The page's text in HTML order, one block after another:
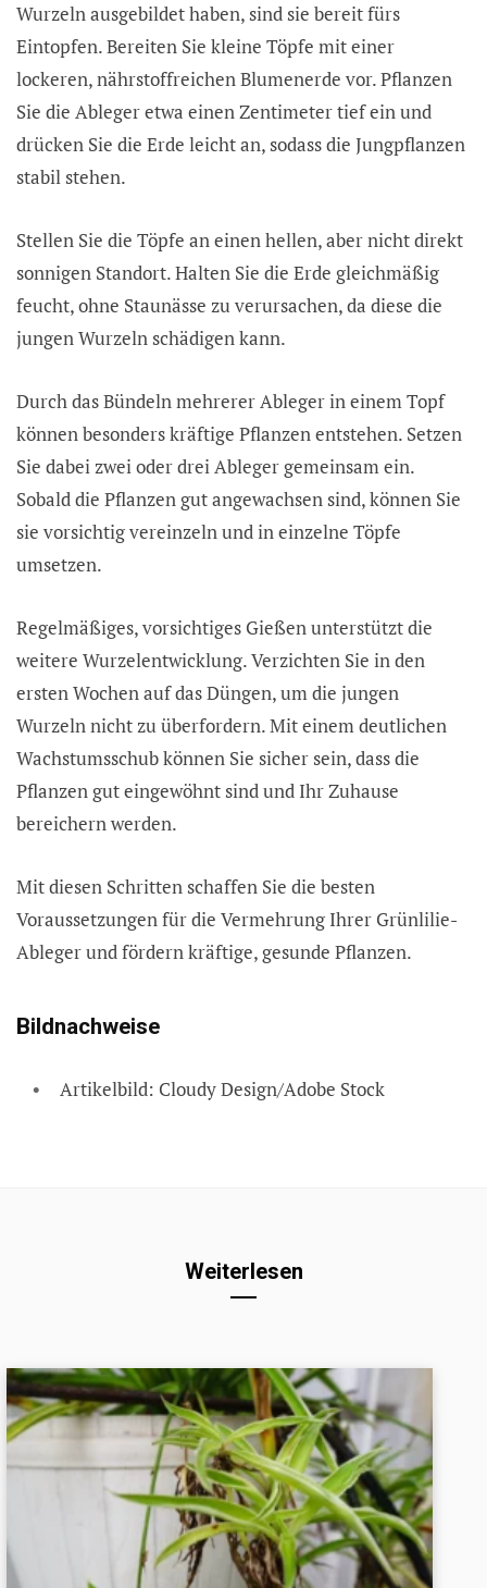
Wurzeln ausgebildet haben, sind sie bereit fürs
Eintopfen. Bereiten Sie kleine Töpfe mit einer
lockeren, nährstoffreichen Blumenerde vor. Pflanzen
Sie die Ableger etwa einen Zentimeter tief ein und
drücken Sie die Erde leicht an, sodass die Jungpflanzen
stabil stehen.
Stellen Sie die Töpfe an einen hellen, aber nicht direkt
sonnigen Standort. Halten Sie die Erde gleichmäßig
feucht, ohne Staunässe zu verursachen, da diese die
jungen Wurzeln schädigen kann.
Durch das Bündeln mehrerer Ableger in einem Topf
können besonders kräftige Pflanzen entstehen. Setzen
Sie dabei zwei oder drei Ableger gemeinsam ein.
Sobald die Pflanzen gut angewachsen sind, können Sie
sie vorsichtig vereinzeln und in einzelne Töpfe
umsetzen.
Regelmäßiges, vorsichtiges Gießen unterstützt die
weitere Wurzelentwicklung. Verzichten Sie in den
ersten Wochen auf das Düngen, um die jungen
Wurzeln nicht zu überfordern. Mit einem deutlichen
Wachstumsschub können Sie sicher sein, dass die
Pflanzen gut eingewöhnt sind und Ihr Zuhause
bereichern werden.
Mit diesen Schritten schaffen Sie die besten
Voraussetzungen für die Vermehrung Ihrer Grünlilie-
Ableger und fördern kräftige, gesunde Pflanzen.
Bildnachweise
Artikelbild: Cloudy Design/Adobe Stock
Weiterlesen